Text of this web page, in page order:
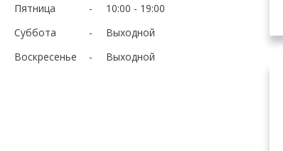
Пятница
10:00
19:00
Суббота
Выходной
Воскресенье
Выходной